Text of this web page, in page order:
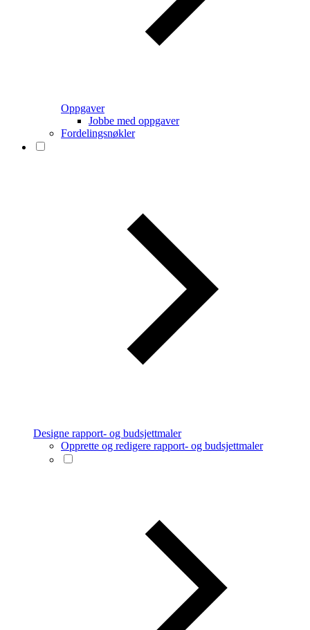
Oppgaver
Jobbe med oppgaver
Fordelingsnøkler
Designe rapport- og budsjettmaler
Opprette og redigere rapport- og budsjettmaler